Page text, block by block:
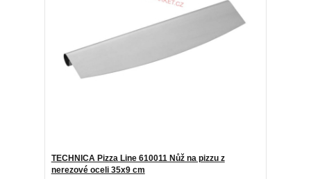
TECHNICA Pizza Line 610011 Nůž na pizzu z
nerezové oceli 35x9 cm